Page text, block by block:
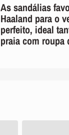
As sandálias
Haaland para o
perfeito, ideal
praia com roupa